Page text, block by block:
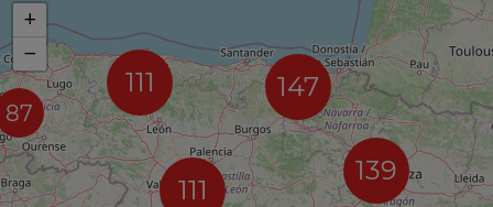
87
111 147
111
139
+
−